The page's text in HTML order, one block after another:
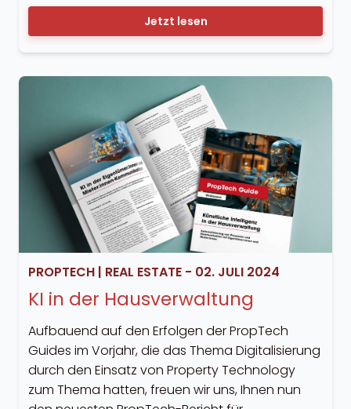
Jetzt lesen
PROPTECH| REAL ESTATE- 02. JULI 2024
KI in der Hausverwaltung
Aufbauend auf den Erfolgen der PropTech
Guides im Vorjahr, die das Thema Digitalisierung
durch den Einsatz von Property Technology
zum Thema hatten, freuen wir uns, Ihnen nun